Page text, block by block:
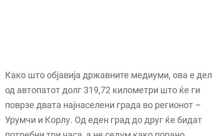
Како што објавија државните медиуми, ова е дел
од автопатот долг 319,72 километри што ќе ги
поврзе двата најнаселени града во регионот –
Урумчи и Корлу. Од еден град до друг ќе бидат